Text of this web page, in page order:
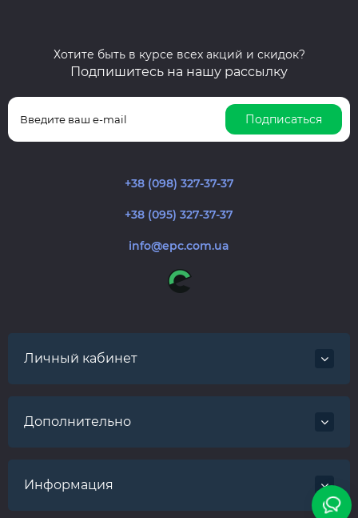
Хотите быть в курсе всех акций и скидок?
Подпишитесь на нашу рассылку
Подписаться
+38 (098) 327-37-37
+38 (095) 327-37-37
info@epc.com.ua
Личный кабинет
Дополнительно
Информация